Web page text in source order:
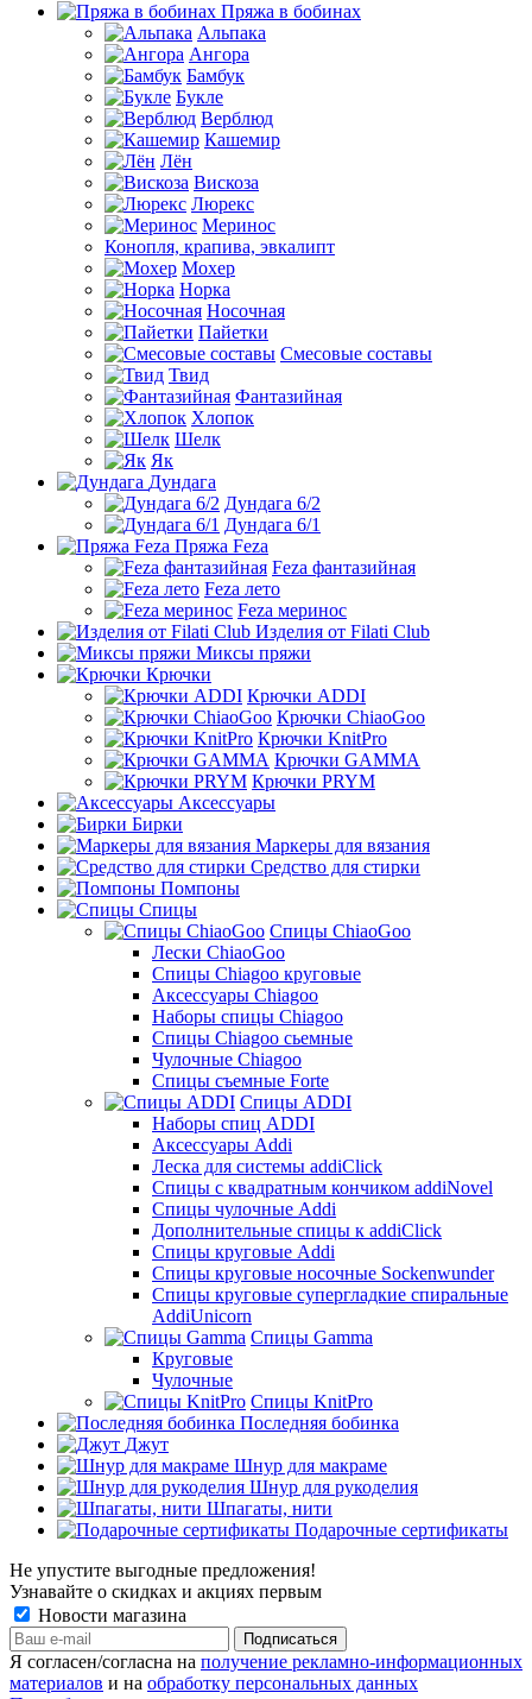
Пряжа в бобинах
Альпака
Ангора
Бамбук
Букле
Верблюд
Кашемир
Лён
Вискоза
Люрекс
Меринос
Конопля, крапива, эвкалипт
Мохер
Норка
Носочная
Пайетки
Смесовые составы
Твид
Фантазийная
Хлопок
Шелк
Як
Дундага
Дундага 6/2
Дундага 6/1
Пряжа Feza
Feza фантазийная
Feza лето
Feza меринос
Изделия от Filati Club
Миксы пряжи
Крючки
Крючки ADDI
Крючки ChiaoGoo
Крючки KnitPro
Крючки GAMMA
Крючки PRYM
Аксессуары
Бирки
Маркеры для вязания
Средство для стирки
Помпоны
Спицы
Спицы ChiaoGoo
Лески ChiaoGoo
Cпицы Сhiagoo круговые
Аксессуары Chiagoo
Наборы спицы Chiagoo
Спицы Chiagoo сьемные
Чулочные Chiagoo
Спицы съемные Forte
Спицы ADDI
Наборы спиц ADDI
Аксессуары Addi
Леска для системы addiClick
Спицы с квадратным кончиком addiNovel
Спицы чулочные Addi
Дополнительные спицы к addiClick
Спицы круговые Addi
Спицы круговые носочные Sockenwunder
Спицы круговые супергладкие спиральные
AddiUnicorn
Спицы Gamma
Круговые
Чулочные
Спицы KnitPro
Последняя бобинка
Джут
Шнур для макраме
Шнур для рукоделия
Шпагаты, нити
Подарочные сертификаты
Не упустите выгодные предложения!
Узнавайте о скидках и акциях первым
Новости магазина
Я согласен/согласна на получение рекламно-информационных
материалов и на обработку персональных данных